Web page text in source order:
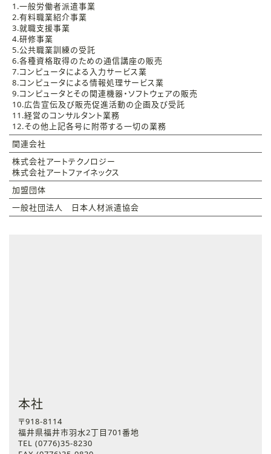
1.一般労働者派遣事業
2.有料職業紹介事業
3.就職支援事業
4.研修事業
5.公共職業訓練の受託
6.各種資格取得のための通信講座の販売
7.コンピュータによる入力サービス業
8.コンピュータによる情報処理サービス業
9.コンピュータとその関連機器・ソフトウェアの販売
10.広告宣伝及び販売促進活動の企画及び受託
11.経営のコンサルタント業務
12.その他上記各号に附帯する一切の業務
関連会社
株式会社アートテクノロジー
株式会社アートファイネックス
加盟団体
一般社団法人 日本人材派遣協会
本社
〒918-8114
福井県福井市羽水2丁目701番地
TEL (0776)35-8230